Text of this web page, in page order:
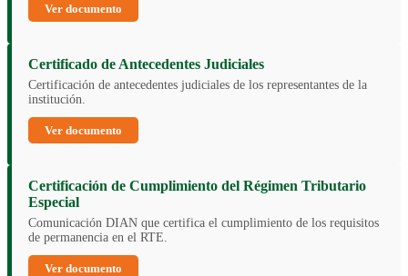
Ver documento
Certificado de Antecedentes Judiciales
Certificación de antecedentes judiciales de los representantes de la
institución.
Ver documento
Certificación de Cumplimiento del Régimen Tributario
Especial
Comunicación DIAN que certifica el cumplimiento de los requisitos
de permanencia en el RTE.
Ver documento